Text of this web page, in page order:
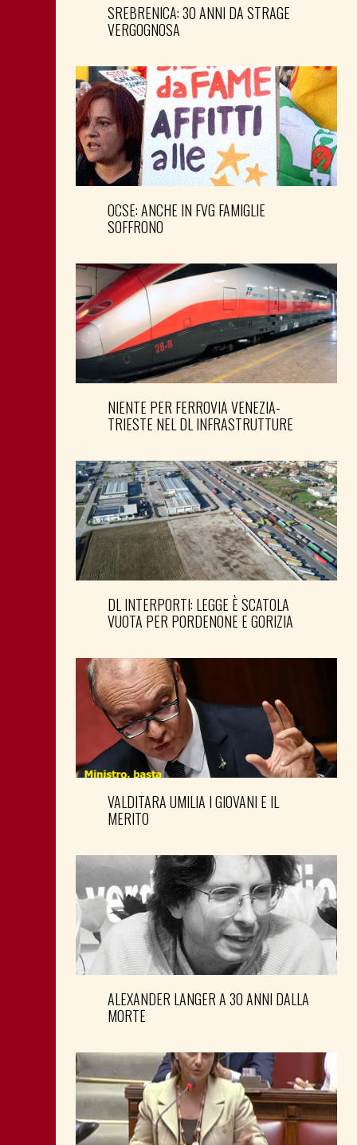
SREBRENICA: 30 ANNI DA STRAGE
VERGOGNOSA
OCSE: ANCHE IN FVG FAMIGLIE
SOFFRONO
NIENTE PER FERROVIA VENEZIA-
TRIESTE NEL DL INFRASTRUTTURE
DL INTERPORTI: LEGGE È SCATOLA
VUOTA PER PORDENONE E GORIZIA
VALDITARA UMILIA I GIOVANI E IL
MERITO
ALEXANDER LANGER A 30 ANNI DALLA
MORTE